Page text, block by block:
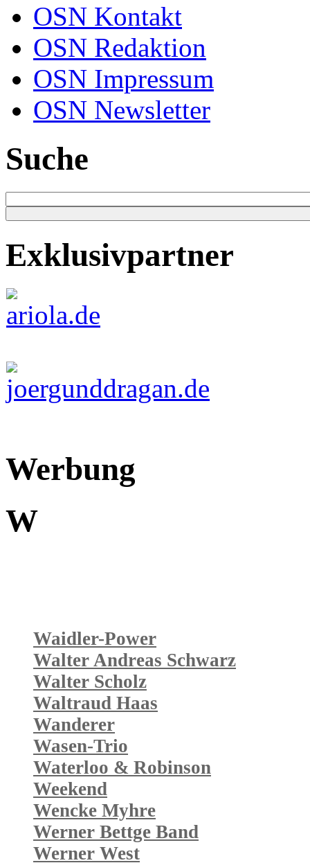
OSN Kontakt
OSN Redaktion
OSN Impressum
OSN Newsletter
Suche
Exklusivpartner
Werbung
W
Waidler-Power
Walter Andreas Schwarz
Walter Scholz
Waltraud Haas
Wanderer
Wasen-Trio
Waterloo & Robinson
Weekend
Wencke Myhre
Werner Bettge Band
Werner West